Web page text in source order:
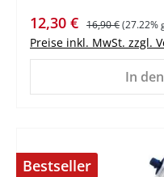
Verkaufspreis:
12,30 € Regulärer Preis:
16,90 €(27.22%
Preise inkl. MwSt. zzgl.
In
Bestseller